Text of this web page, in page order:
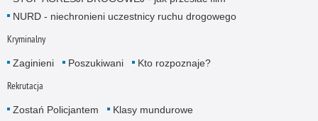
NURD - niechronieni uczestnicy ruchu drogowego
Kryminalny
Zaginieni Poszukiwani Kto rozpoznaje?
Rekrutacja
Zostań Policjantem Klasy mundurowe